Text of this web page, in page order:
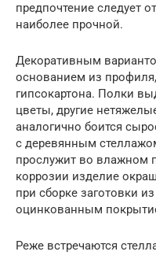
предпочтение следует
наиболее прочной.
Декоративным
основанием из
гипсокартона. Полки
цветы, другие
аналогично боится
с деревянным
прослужит во влажном
коррозии изделие
при сборке заготовки
оцинкованным
Реже встречаются